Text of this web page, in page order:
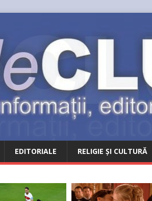
EDITORIALE RELIGIE ȘI CULTURĂ